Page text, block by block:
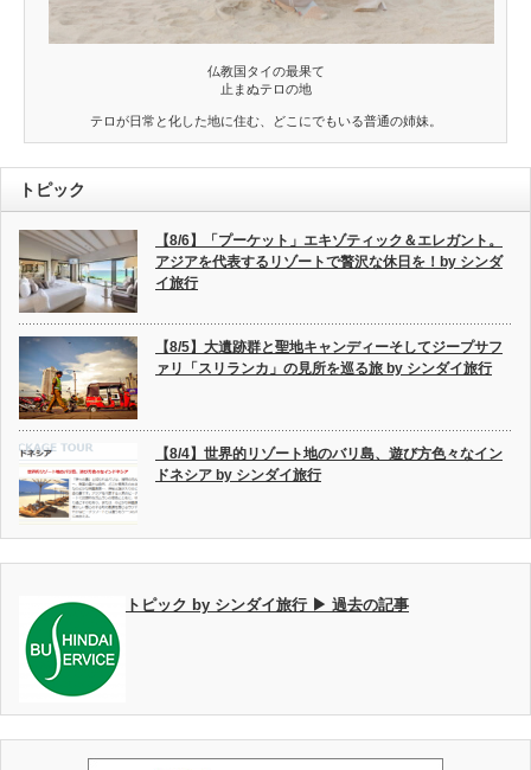
仏教国タイの最果て
止まぬテロの地
テロが日常と化した地に住む、どこにでもいる普通の姉妹。
トピック
【8/6】「プーケット」エキゾティック＆エレガント。
アジアを代表するリゾートで贅沢な休日を！by シンダ
イ旅行
【8/5】大遺跡群と聖地キャンディーそしてジープサフ
ァリ「スリランカ」の見所を巡る旅 by シンダイ旅行
【8/4】世界的リゾート地のバリ島、遊び方色々なイン
ドネシア by シンダイ旅行
トピック by シンダイ旅行 ▶ 過去の記事